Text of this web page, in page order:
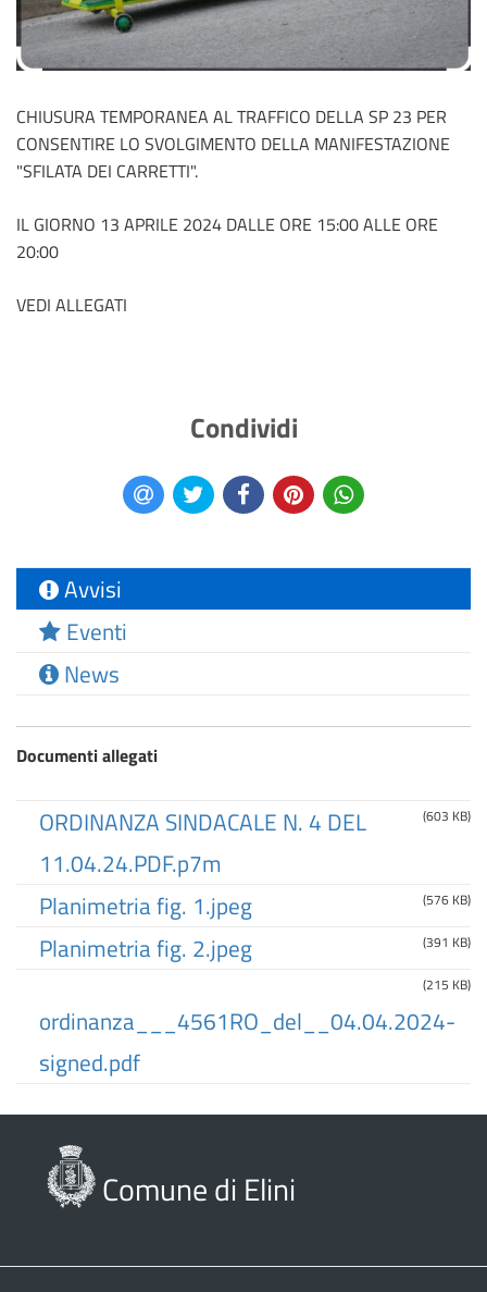
CHIUSURA TEMPORANEA AL TRAFFICO DELLA SP 23 PER
CONSENTIRE LO SVOLGIMENTO DELLA MANIFESTAZIONE
"SFILATA DEI CARRETTI".
IL GIORNO 13 APRILE 2024 DALLE ORE 15:00 ALLE ORE
20:00
VEDI ALLEGATI
Condividi
Avvisi
Eventi
News
Documenti allegati
(603 KB)
ORDINANZA SINDACALE N. 4 DEL
11.04.24.PDF.p7m
(576 KB)
Planimetria fig. 1.jpeg
(391 KB)
Planimetria fig. 2.jpeg
(215 KB)
ordinanza___4561RO_del__04.04.2024-
signed.pdf
Comune di Elini